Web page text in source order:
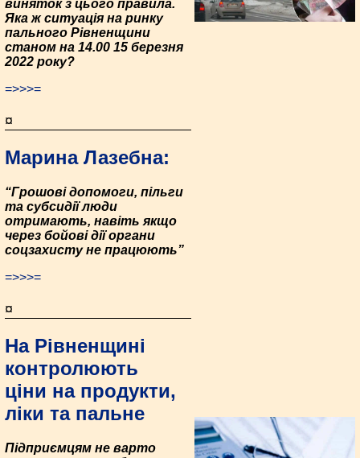
виняток з цього правила.
Яка ж ситуація на ринку
пального Рівненщини
станом на 14.00 15 березня
2022 року?
=>>>=
¤
Марина Лазебна:
“Грошові допомоги, пільги
та субсидії люди
отримають, навіть якщо
через бойові дії органи
соцзахисту не працюють”
=>>>=
¤
На Рівненщині
контролюють
ціни на продукти,
ліки та пальне
Підприємцям не варто